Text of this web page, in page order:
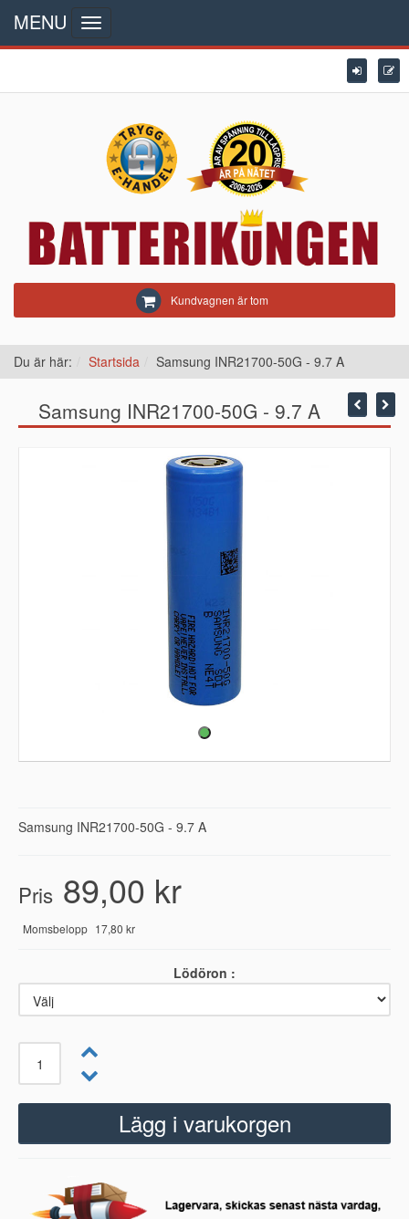
Kundvagnen är tom
MENU
Toggle
navigation
Du är här: Startsida Samsung INR21700-50G - 9.7 A
Samsung INR21700-50G - 9.7 A
Samsung INR21700-50G - 9.7 A
Pris 89,00 kr
Momsbelopp 17,80 kr
Lödöron